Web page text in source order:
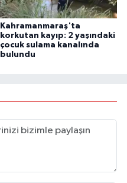
Kahramanmaraş'ta
korkutan kayıp: 2 yaşındaki
çocuk sulama kanalında
bulundu